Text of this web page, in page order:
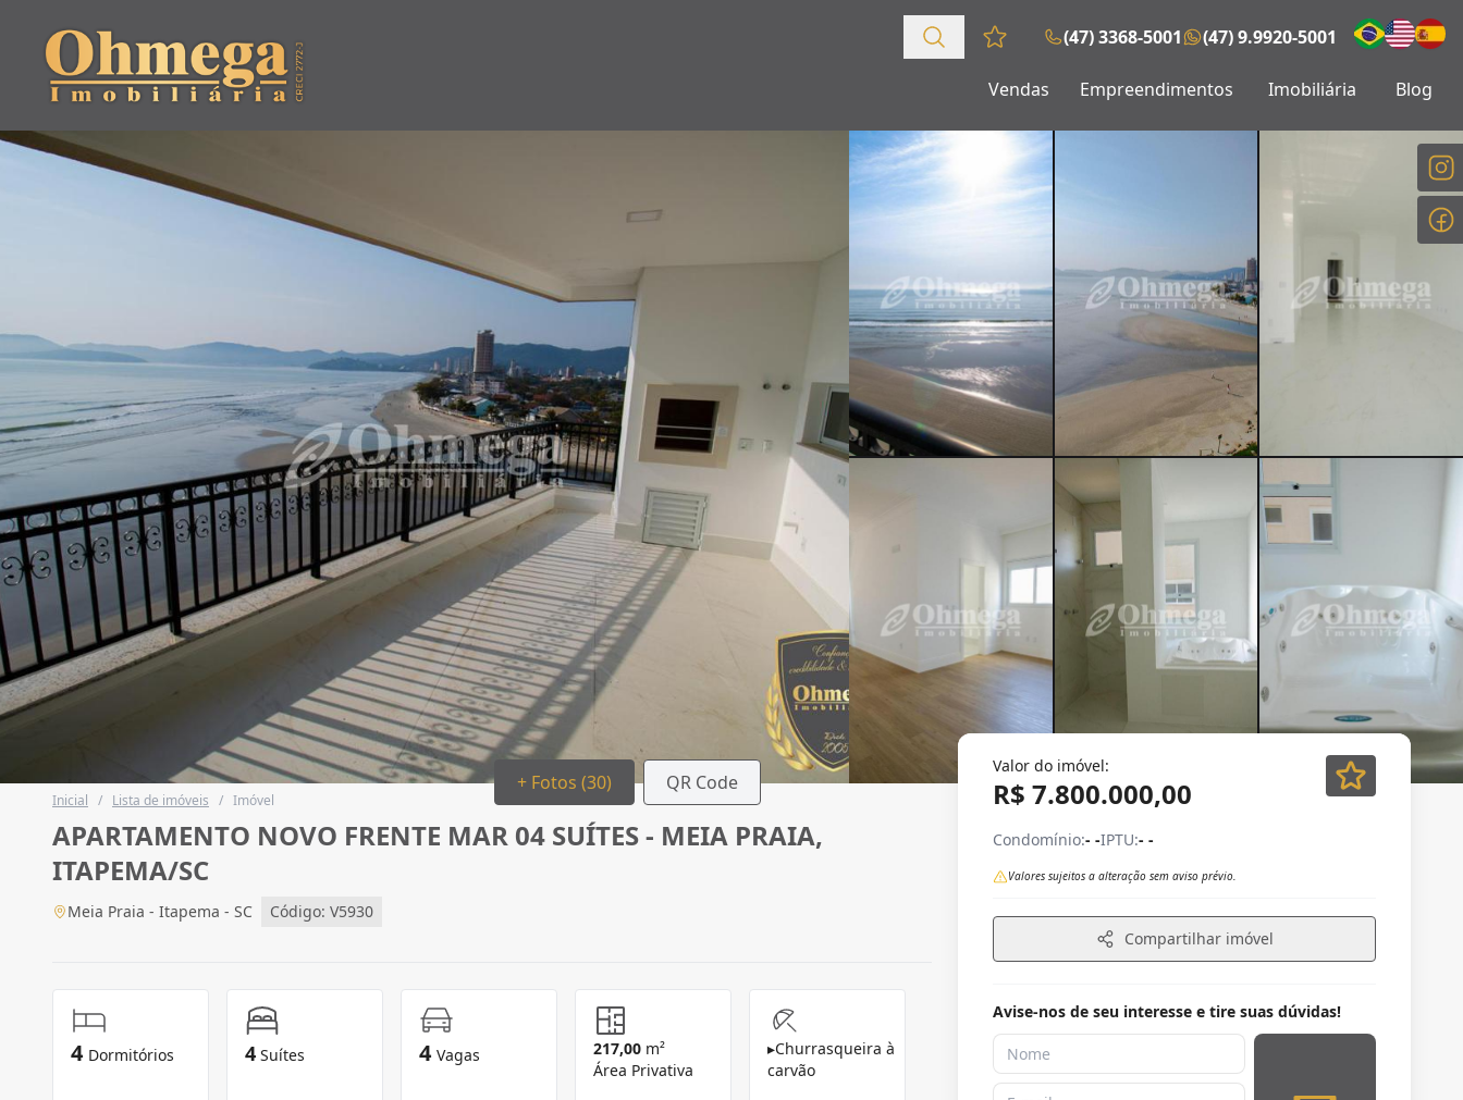
Favoritos (0 itens)
(47) 3368-5001 (47) 9.9920-5001
Vendas Empreendimentos Imobiliária Blog
+ Fotos (30) QR Code
Inicial / Lista de imóveis / Imóvel
APARTAMENTO NOVO FRENTE MAR 04 SUÍTES - MEIA PRAIA,
ITAPEMA/SC
Meia Praia - Itapema - SC Código: V5930
4 Dormitórios 4 Suítes 4 Vagas 217,00 m²
Área Privativa
▸Churrasqueira à
carvão
Valor do imóvel:
R$ 7.800.000,00
Condomínio:- -IPTU:- -
Valores sujeitos a alteração sem aviso prévio.
Compartilhar imóvel
Avise-nos de seu interesse e tire suas dúvidas!